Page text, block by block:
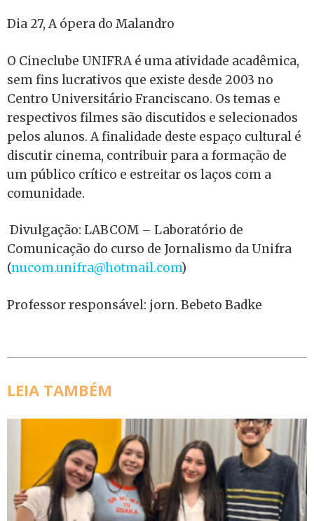
Dia 27, A ópera do Malandro
O Cineclube UNIFRA é uma atividade acadêmica,
sem fins lucrativos que existe desde 2003 no
Centro Universitário Franciscano. Os temas e
respectivos filmes são discutidos e selecionados
pelos alunos. A finalidade deste espaço cultural é
discutir cinema, contribuir para a formação de
um público crítico e estreitar os laços com a
comunidade.
Divulgação: LABCOM – Laboratório de
Comunicação do curso de Jornalismo da Unifra
(nucom.unifra@hotmail.com)
Professor responsável: jorn. Bebeto Badke
LEIA TAMBÉM